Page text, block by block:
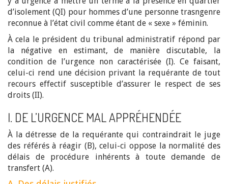
d’isolement (QI) pour hommes d’une personne trasngenre
reconnue à l’état civil comme étant de « sexe » féminin.
À cela le président du tribunal administratif répond par
la négative en estimant, de manière discutable, la
condition de l’urgence non caractérisée (I). Ce faisant,
celui-ci rend une décision privant la requérante de tout
recours effectif susceptible d’assurer le respect de ses
droits (II).
I. DE L’URGENCE MAL APPRÉHENDÉE
À la détresse de la requérante qui contraindrait le juge
des référés à réagir (B), celui-ci oppose la normalité des
délais de procédure inhérents à toute demande de
transfert (A).